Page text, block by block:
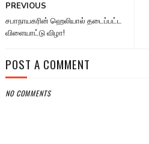
PREVIOUS
சபாநாயகரின் ஹெலியால் தடைப்பட்ட
விளையாட்டு விழா!
POST A COMMENT
NO COMMENTS